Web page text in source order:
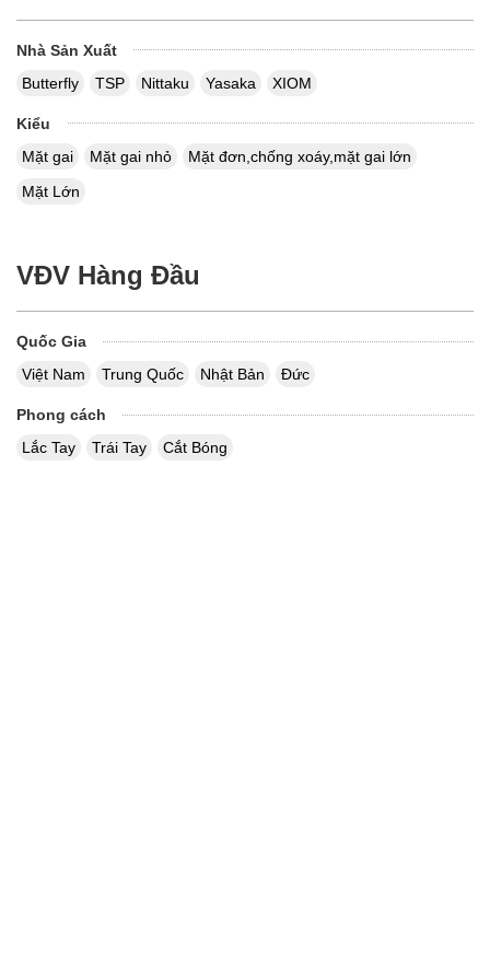
Nhà Sản Xuất
Butterfly
TSP Nittaku Yasaka XIOM
Kiểu
Mặt gai
Mặt gai nhỏ
Mặt đơn,chống xoáy,mặt gai lớn
Mặt Lớn
VĐV Hàng Đầu
Quốc Gia
Việt Nam
Trung Quốc Nhật Bản Đức
Phong cách
Lắc Tay
Trái Tay Cắt Bóng